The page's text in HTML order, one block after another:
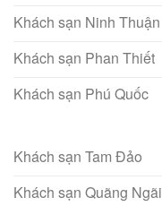
Khách sạn Ninh Thuận
Khách sạn Phan Thiết
Khách sạn Phú Quốc
Khách sạn Tam Đảo
Khách sạn Quãng Ngãi